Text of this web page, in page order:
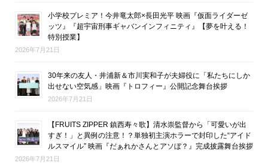
小学校プレミア！今井竜太郎×長田光平 映画『仮面ライダーゼ
ッツ』『超宇宙刑事ギャバンインフィニティ』【夢を叶える！
特別授業】
2026年7月21日
30年来の友人・井浦新＆市川実和子が夫婦役に「私たちにしか
出せない空気感」映画『トロフィー』公開記念舞台挨拶
2026年7月21日
【FRUITS ZIPPER 鎮西寿々歌】清水崇監督から「可愛いが出
すぎ！」と異例の注意！？単独初主演ホラーで封印した“アイド
ルスマイル” 映画『だぁれかさんとアソぼ？』完成披露舞台挨拶
2026年7月21日